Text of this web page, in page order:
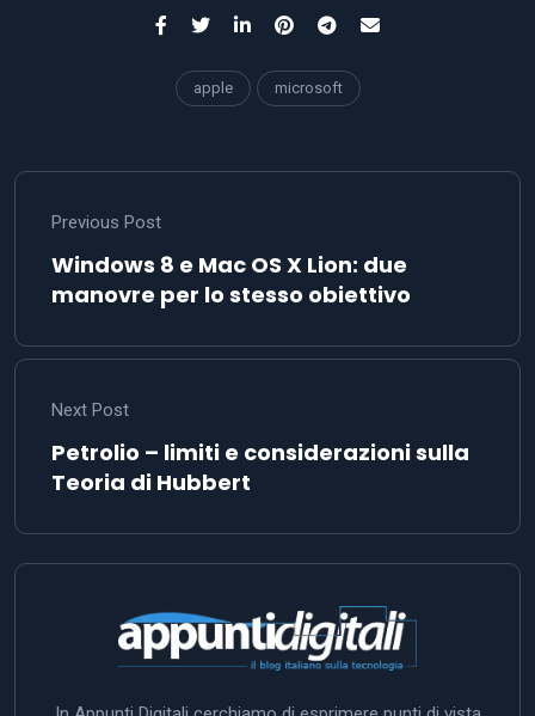
apple microsoft
Previous Post
Windows 8 e Mac OS X Lion: due
manovre per lo stesso obiettivo
Next Post
Petrolio – limiti e considerazioni sulla
Teoria di Hubbert